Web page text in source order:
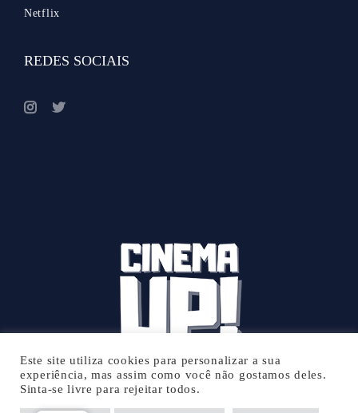
Netflix
REDES SOCIAIS
Este site utiliza cookies para personalizar a sua
experiência, mas assim como você não gostamos deles.
Sinta-se livre para rejeitar todos.